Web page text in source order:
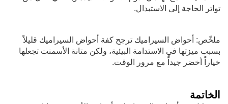
تواتر الحاجة إلى الاستبدال.
ملخّص: أحواض السيراميك ترجح كفة أحواض السيراميك قليلاً
بسبب ميزتها في الاستدامة البيئية، ولكن متانة الأسمنت تجعلها
خياراً أخضر جيداً مع مرور الوقت.
الخاتمة